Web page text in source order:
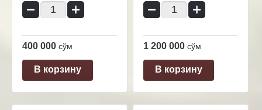
− +
400 000 сўм
В корзину
− +
1 200 000 сўм
В корзину